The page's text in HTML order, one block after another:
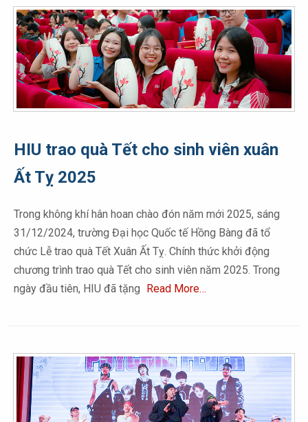
HIU trao quà Tết cho sinh viên xuân
Ất Tỵ 2025
Trong không khí hân hoan chào đón năm mới 2025, sáng
31/12/2024, trường Đại học Quốc tế Hồng Bàng đã tổ
chức Lễ trao quà Tết Xuân Ất Tỵ. Chính thức khởi động
chương trình trao quà Tết cho sinh viên năm 2025. Trong
ngày đầu tiên, HIU đã tặng Read More…